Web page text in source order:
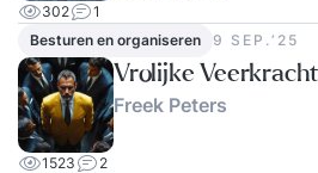
302
1
Besturen en organiseren
9 SEP.‘25
Vrolijke
Freek Peters
1523 2